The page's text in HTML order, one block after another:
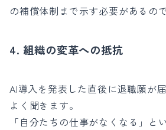
の補償体制まで示す必要があるので
4. 組織の変革への抵抗
AI導入を発表した直後に退職願が
よく聞きます。
「自分たちの仕事がなくなる」と